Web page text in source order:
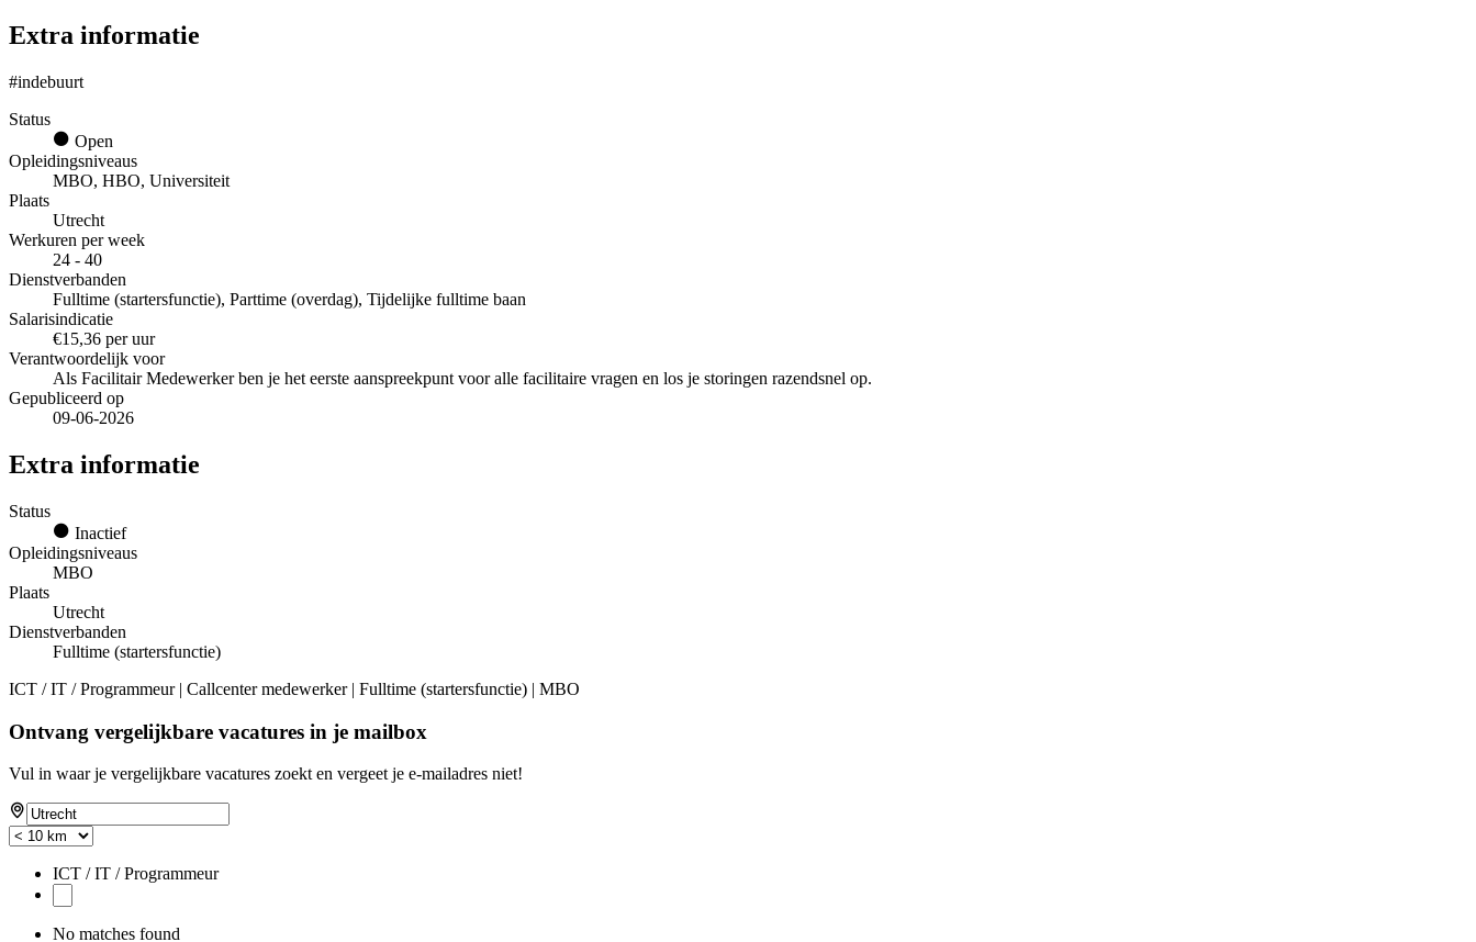
Extra informatie
#indebuurt
Status
Open
Opleidingsniveaus
MBO, HBO, Universiteit
Plaats
Utrecht
Werkuren per week
24 - 40
Dienstverbanden
Fulltime (startersfunctie), Parttime (overdag), Tijdelijke fulltime baan
Salarisindicatie
€15,36 per uur
Verantwoordelijk voor
Als Facilitair Medewerker ben je het eerste aanspreekpunt voor alle facilitaire vragen en los je storingen razendsnel op.
Gepubliceerd op
09-06-2026
Extra informatie
Status
Inactief
Opleidingsniveaus
MBO
Plaats
Utrecht
Dienstverbanden
Fulltime (startersfunctie)
ICT / IT / Programmeur | Callcenter medewerker | Fulltime (startersfunctie) | MBO
Ontvang vergelijkbare vacatures in je mailbox
Vul in waar je vergelijkbare vacatures zoekt en vergeet je e-mailadres niet!
ICT / IT / Programmeur
No matches found